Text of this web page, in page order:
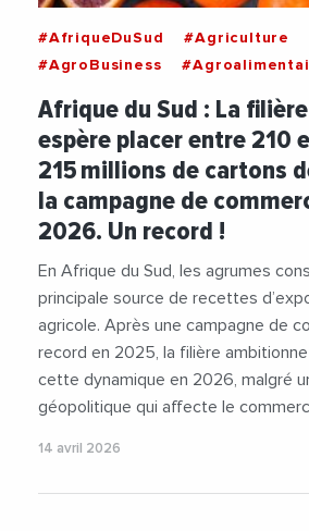
#AfriqueDuSud
#Agriculture
#AgroBusiness
#Fruits
Afrique du Sud : La
espère placer entre 210
215 millions de cartons
la campagne de
2026. Un record !
En Afrique du Sud, les agrumes
principale source de recettes
agricole. Après une campagne de
record en 2025, la filière
cette dynamique en 2026, malgré
géopolitique qui affecte le
14 avril 2026